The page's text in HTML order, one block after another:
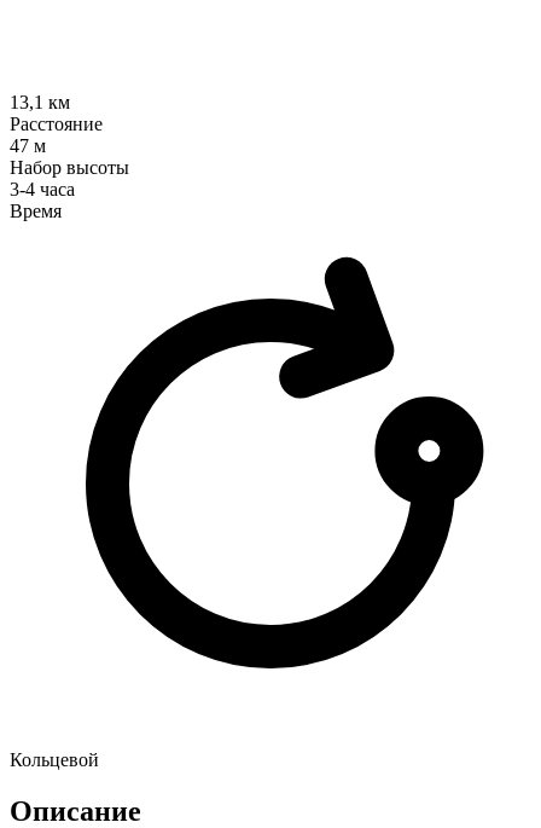
13,1 км
Расстояние
47 м
Набор высоты
3-4 часа
Время
Кольцевой
Описание